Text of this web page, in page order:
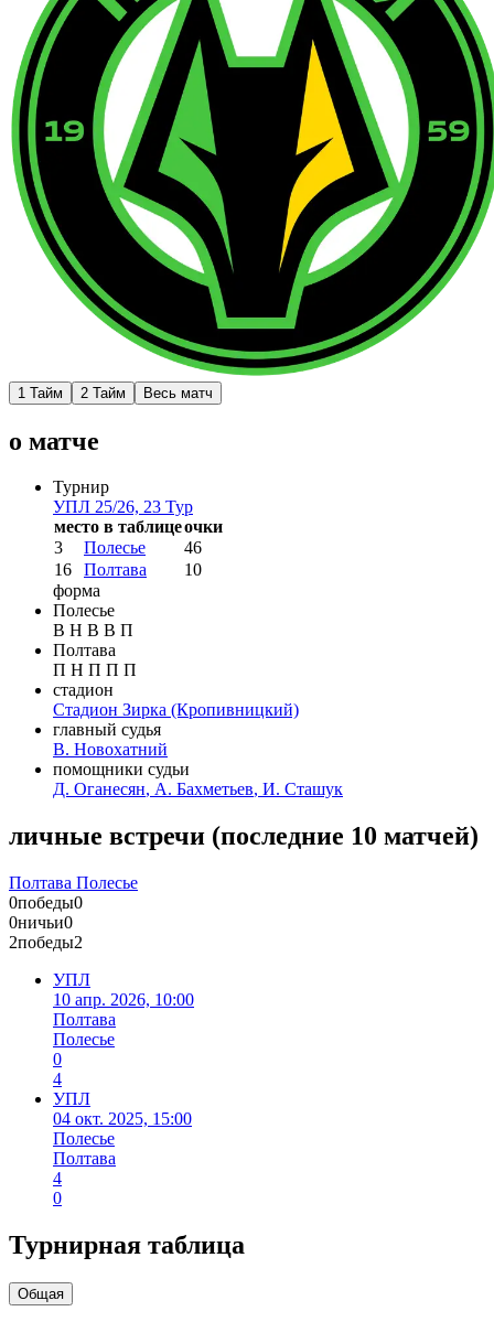
1 Тайм 2 Тайм Весь матч
о матче
Турнир
УПЛ 25/26, 23 Тур
место в таблицеочки
3
Полесье
46
16
Полтава
10
форма
Полесье
В Н В В П
Полтава
П Н П П П
стадион
Стадион Зирка (Кропивницкий)
главный судья
В. Новохатний
помощники судьи
Д. Оганесян, А. Бахметьев, И. Сташук
личные встречи (последние 10 матчей)
Полтава Полесье
0победы0
0ничьи0
2победы2
УПЛ
10 апр. 2026, 10:00
Полтава
Полесье
0
4
УПЛ
04 окт. 2025, 15:00
Полесье
Полтава
4
0
Турнирная таблица
Общая